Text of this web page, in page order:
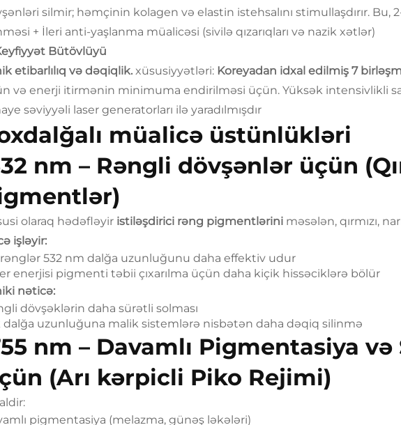
silmir; həmçinin kolagen və elastin istehsalını stimullaşdırır. Bu,
+ İleri anti-yaşlanma müalicəsi (sivilə qızarıqları və nazik xətlər)
Bütövlüyü
etibarlılıq və dəqiqlik. xüsusiyyətləri: Koreyadan idxal edilmiş 7
və enerji itirmənin minimuma endirilməsi üçün. Yüksək intensivlikli
səviyyəli laser generatorları ilə yaradılmışdır
müalicə üstünlükləri
nm – Rəngli dövşənlər üçün
olaraq hədəfləyir istiləşdirici rəng pigmentlərini məsələn, qırmızı,
işləyir:
532 nm dalğa uzunluğunu daha effektiv udur
enerjisi pigmenti təbii çıxarılma üçün daha kiçik hissəciklərə bölür
nəticə:
dövşəklərin daha sürətli solması
dalğa uzunluğuna malik sistemlərə nisbətən daha dəqiq silinmə
nm – Davamlı Pigmentasiya
(Arı kərpicli Piko Rejimi)
pigmentasiya (melazma, günəş ləkələri)